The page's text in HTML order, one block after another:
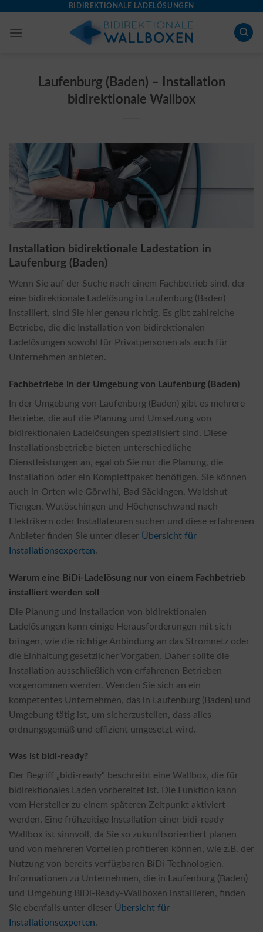
content
BIDIREKTIONALE LADELÖSUNGEN
Laufenburg (Baden) – Installation
bidirektionale Wallbox
Installation bidirektionale Ladestation in
Laufenburg (Baden)
Wenn Sie auf der Suche nach einem Fachbetrieb sind, der
eine bidirektionale Ladelösung in Laufenburg (Baden)
installiert, sind Sie hier genau richtig. Es gibt zahlreiche
Betriebe, die die Installation von bidirektionalen
Ladelösungen sowohl für Privatpersonen als auch für
Unternehmen anbieten.
Fachbetriebe in der Umgebung von Laufenburg (Baden)
In der Umgebung von Laufenburg (Baden) gibt es mehrere
Betriebe, die auf die Planung und Umsetzung von
bidirektionalen Ladelösungen spezialisiert sind. Diese
Installationsbetriebe bieten unterschiedliche
Dienstleistungen an, egal ob Sie nur die Planung, die
Installation oder ein Komplettpaket benötigen. Sie können
auch in Orten wie Görwihl, Bad Säckingen, Waldshut-
Tiengen, Wutöschingen und Höchenschwand nach
Elektrikern oder Installateuren suchen und diese erfahrenen
Anbieter finden Sie unter dieser Übersicht für
Installationsexperten.
Warum eine BiDi-Ladelösung nur von einem Fachbetrieb
installiert werden soll
Die Planung und Installation von bidirektionalen
Ladelösungen kann einige Herausforderungen mit sich
bringen, wie die richtige Anbindung an das Stromnetz oder
die Einhaltung gesetzlicher Vorgaben. Daher sollte die
Installation ausschließlich von erfahrenen Betrieben
vorgenommen werden. Wenden Sie sich an ein
kompetentes Unternehmen, das in Laufenburg (Baden) und
Umgebung tätig ist, um sicherzustellen, dass alles
ordnungsgemäß und effizient umgesetzt wird.
Was ist bidi-ready?
Der Begriff „bidi-ready“ beschreibt eine Wallbox, die für
bidirektionales Laden vorbereitet ist. Die Funktion kann
vom Hersteller zu einem späteren Zeitpunkt aktiviert
werden. Eine frühzeitige Installation einer bidi-ready
Wallbox ist sinnvoll, da Sie so zukunftsorientiert planen
und von mehreren Vorteilen profitieren können, wie z.B. der
Nutzung von bereits verfügbaren BiDi-Technologien.
Informationen zu Unternehmen, die in Laufenburg (Baden)
und Umgebung BiDi-Ready-Wallboxen installieren, finden
Sie ebenfalls unter dieser Übersicht für
Installationsexperten.